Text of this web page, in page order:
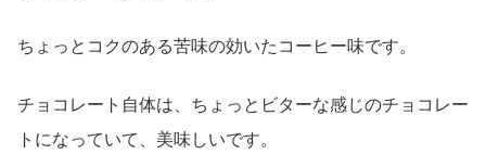
ちょっとコクのある苦味の効いたコーヒー味です。
チョコレート自体は、ちょっとビターな感じのチョコレー
トになっていて、美味しいです。